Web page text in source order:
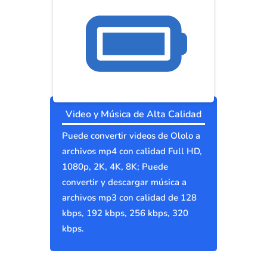
Video y Música de Alta Calidad
Puede convertir videos de Ololo a
archivos mp4 con calidad Full HD,
1080p, 2K, 4K, 8K; Puede
convertir y descargar música a
archivos mp3 con calidad de 128
kbps, 192 kbps, 256 kbps, 320
kbps.